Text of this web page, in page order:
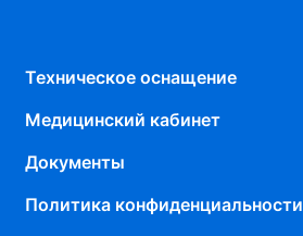
Техническое оснащение
Медицинский кабинет
Документы
Политика конфиденциальности